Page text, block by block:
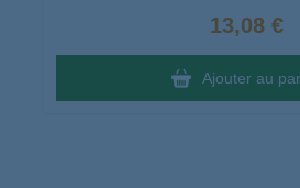
13,08 €
Ajouter au